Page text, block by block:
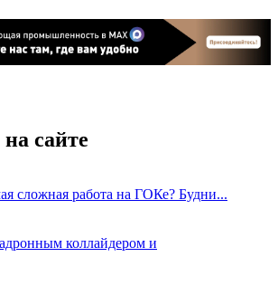
сайте
сложная работа на ГОКе? Будни...
коллайдером и